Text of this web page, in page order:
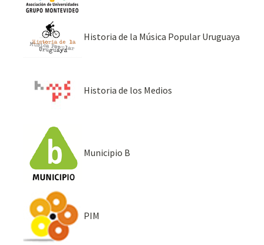
Historia de la Música Popular Uruguaya
Historia de los Medios
Municipio B
PIM